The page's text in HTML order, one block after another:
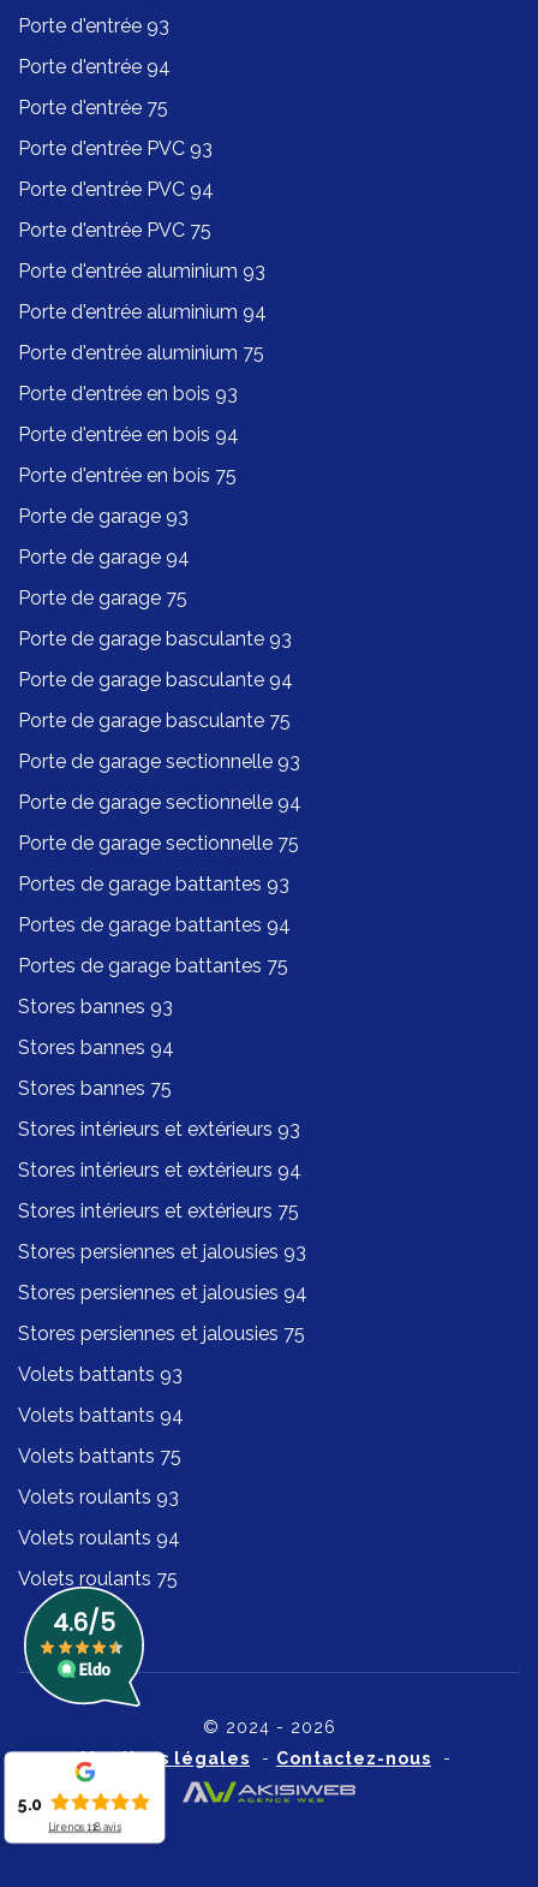
Porte d'entrée 93
Porte d'entrée 94
Porte d'entrée 75
Porte d'entrée PVC 93
Porte d'entrée PVC 94
Porte d'entrée PVC 75
Porte d'entrée aluminium 93
Porte d'entrée aluminium 94
Porte d'entrée aluminium 75
Porte d'entrée en bois 93
Porte d'entrée en bois 94
Porte d'entrée en bois 75
Porte de garage 93
Porte de garage 94
Porte de garage 75
Porte de garage basculante 93
Porte de garage basculante 94
Porte de garage basculante 75
Porte de garage sectionnelle 93
Porte de garage sectionnelle 94
Porte de garage sectionnelle 75
Portes de garage battantes 93
Portes de garage battantes 94
Portes de garage battantes 75
Stores bannes 93
Stores bannes 94
Stores bannes 75
Stores intérieurs et extérieurs 93
Stores intérieurs et extérieurs 94
Stores intérieurs et extérieurs 75
Stores persiennes et jalousies 93
Stores persiennes et jalousies 94
Stores persiennes et jalousies 75
Volets battants 93
Volets battants 94
Volets battants 75
Volets roulants 93
Volets roulants 94
Volets roulants 75
© 2024 - 2026
Mentions légales - Contactez-nous -
5.0
Lire nos 118 avis